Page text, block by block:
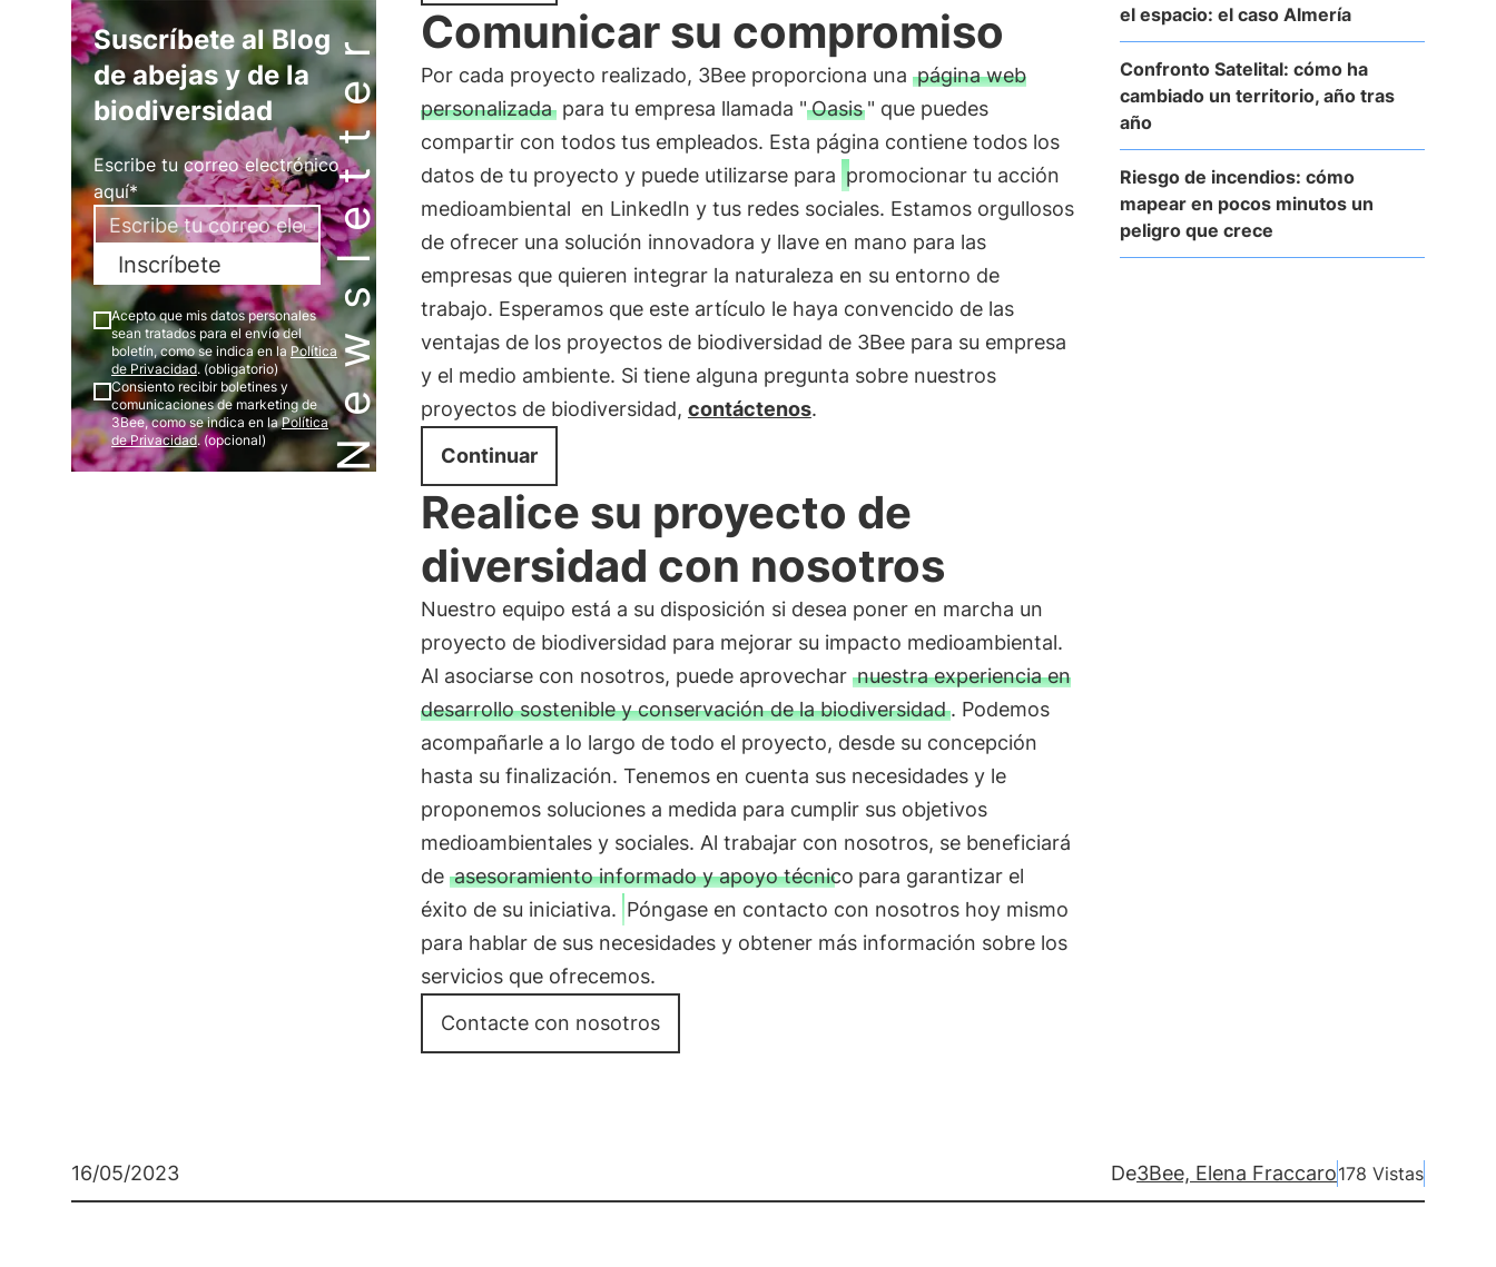
Newsletter
Suscríbete al Blog
de abejas y de la
biodiversidad
Escribe tu correo electrónico
aquí*
Inscríbete
Acepto que mis datos personales
sean tratados para el envío del
boletín, como se indica en la Política
de Privacidad. (obligatorio)
Consiento recibir boletines y
comunicaciones de marketing de
3Bee, como se indica en laPolítica
de Privacidad. (opcional)
Comunicar su compromiso
Por cada proyecto realizado, 3Bee proporciona una página web
personalizadapara tu empresa llamada " Oasis " que puedes
compartir con todos tus empleados. Esta página contiene todos los
datos de tu proyecto y puede utilizarse para promocionar tu acción
medioambiental en LinkedIn y tus redes sociales. Estamos orgullosos
de ofrecer una solución innovadora y llave en mano para las
empresas que quieren integrar la naturaleza en su entorno de
trabajo. Esperamos que este artículo le haya convencido de las
ventajas de los proyectos de biodiversidad de 3Bee para su empresa
y el medio ambiente. Si tiene alguna pregunta sobre nuestros
proyectos de biodiversidad, contáctenos.
Continuar
Realice su proyecto de
diversidad con nosotros
Nuestro equipo está a su disposición si desea poner en marcha un
proyecto de biodiversidad para mejorar su impacto medioambiental.
Al asociarse con nosotros, puede aprovechar nuestra experiencia en
desarrollo sostenible y conservación de la biodiversidad. Podemos
acompañarle a lo largo de todo el proyecto, desde su concepción
hasta su finalización. Tenemos en cuenta sus necesidades y le
proponemos soluciones a medida para cumplir sus objetivos
medioambientales y sociales. Al trabajar con nosotros, se beneficiará
de asesoramiento informado y apoyo técnico para garantizar el
éxito de su iniciativa. Póngase en contacto con nosotros hoy mismo
para hablar de sus necesidades y obtener más información sobre los
servicios que ofrecemos.
Contacte con nosotros
el espacio: el caso Almería
Confronto Satelital: cómo ha
cambiado un territorio, año tras
año
Riesgo de incendios: cómo
mapear en pocos minutos un
peligro que crece
16/05/2023 De3Bee, Elena Fraccaro178 Vistas